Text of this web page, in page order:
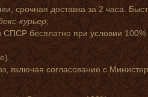
срочная доставка за 2 часа.
курьер;
СПСР бесплатно при условии 100%
включая согласование с